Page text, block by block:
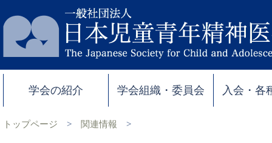
学会の紹介 学会組織・委員会 入会・各
トップページ > 関連情報 >